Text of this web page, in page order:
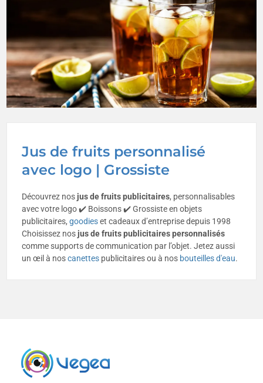
Jus de fruits personnalisé
avec logo | Grossiste
Découvrez nos jus de fruits publicitaires, personnalisables
avec votre logo ✔️ Boissons ✔️ Grossiste en objets
publicitaires,goodieset cadeaux d’entreprise depuis 1998
Choisissez nos jus de fruits publicitaires personnalisés
comme supports de communication par l’objet. Jetez aussi
un œil à noscanettes publicitaires ou à nos bouteilles d'eau.